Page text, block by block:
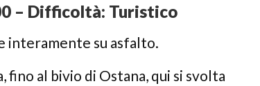
– Difficoltà: Turistico
interamente su asfalto.
fino al bivio di Ostana, qui si svolta